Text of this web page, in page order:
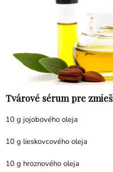
Tvárové sérum pre
10 g jojobového oleja
10 g lieskovcového oleja
10 g hroznového oleja